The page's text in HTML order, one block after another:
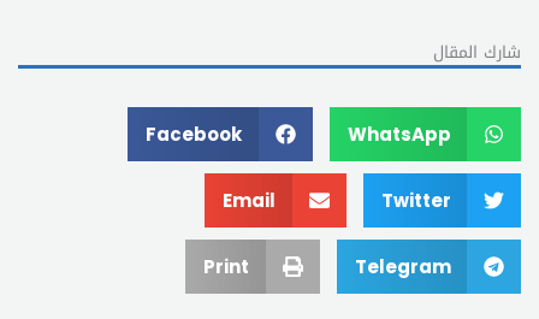
شارك المقال
WhatsApp
Facebook
Twitter
Email
Telegram
Print